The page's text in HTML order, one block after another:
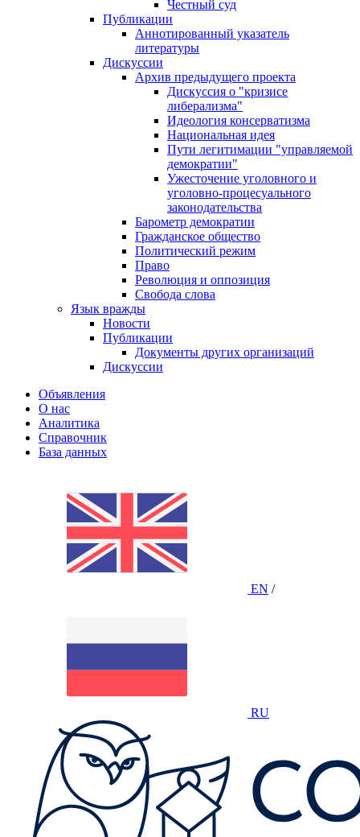
Честный суд
Публикации
Аннотированный указатель
литературы
Дискуссии
Архив предыдущего проекта
Дискуссия о "кризисе
либерализма"
Идеология консерватизма
Национальная идея
Пути легитимации "управляемой
демократии"
Ужесточение уголовного и
уголовно-процесуального
законодательства
Барометр демократии
Гражданское общество
Политический режим
Право
Революция и оппозиция
Свобода слова
Язык вражды
Новости
Публикации
Документы других организаций
Дискуссии
Объявления
О нас
Аналитика
Справочник
База данных
EN /
RU